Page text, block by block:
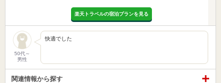
楽天トラベルの宿泊プランを見る
50代～
男性
快適でした
関連情報から探す